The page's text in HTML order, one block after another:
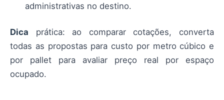
administrativas no destino.
Dica prática: ao comparar cotações, converta
todas as propostas para custo por metro cúbico e
por pallet para avaliar preço real por espaço
ocupado.